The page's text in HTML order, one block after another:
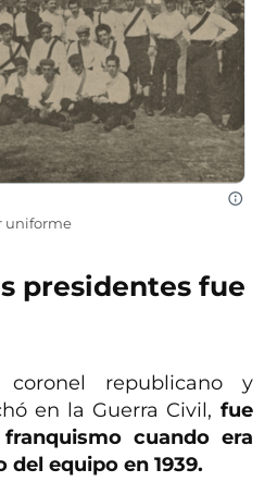
uniforme
presidentes fue
coronel republicano y
en la Guerra Civil, fue
cuando era
equipo en 1939.